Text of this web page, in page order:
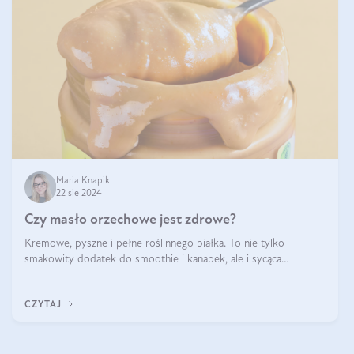
Maria Knapik
22 sie 2024
Czy masło orzechowe jest zdrowe?
Kremowe, pyszne i pełne roślinnego białka. To nie tylko
smakowity dodatek do smoothie i kanapek, ale i sycąca
CZYTAJ